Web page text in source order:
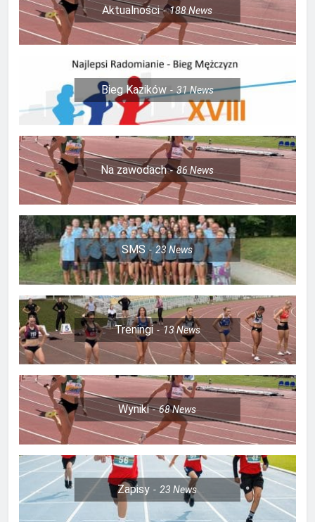
Aktualności 188News
Bieg Kazików 31News
Na zawodach 86News
SMS 23News
Treningi 13News
Wyniki 68News
Zapisy 23News